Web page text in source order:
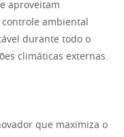
aproveitam
ambiental
durante todo o
climáticas externas.
que maximiza o